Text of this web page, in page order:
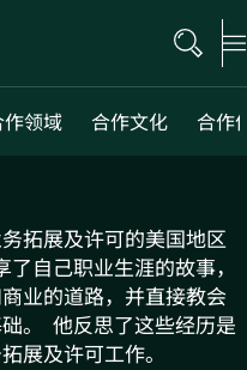
作领域 合作文化 合作
拓展及许可的美国地区
自己职业生涯的故事，
业的道路，并直接教会
。 他反思了这些经历是
展及许可工作。